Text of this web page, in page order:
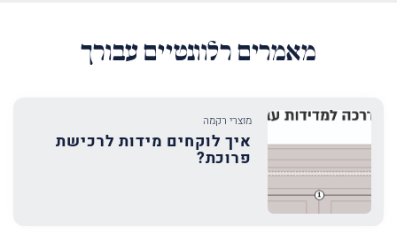
מאמרים רלוונטיים עבורך
מוצרי רקמה
איך לוקחים מידות לרכישת
פרוכת?